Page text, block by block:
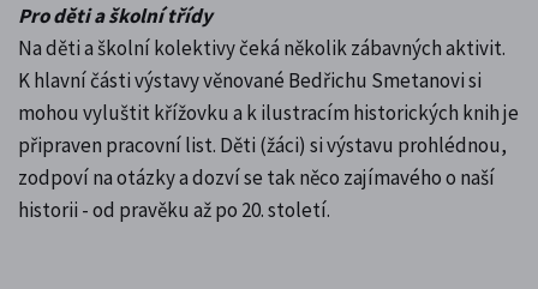
Pro děti a školní třídy
Na děti a školní kolektivy čeká několik zábavných aktivit.
K hlavní části výstavy věnované Bedřichu Smetanovi si
mohou vyluštit křížovku a k ilustracím historických knih je
připraven pracovní list. Děti (žáci) si výstavu prohlédnou,
zodpoví na otázky a dozví se tak něco zajímavého o naší
historii - od pravěku až po 20. století.